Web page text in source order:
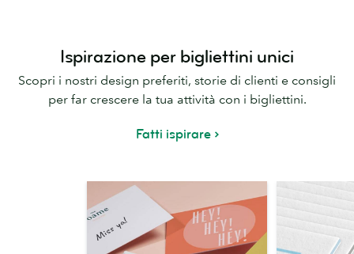
Ispirazione per bigliettini unici
Scopri i nostri design preferiti, storie di clienti e consigli
per far crescere la tua attività con i bigliettini.
Fatti ispirare